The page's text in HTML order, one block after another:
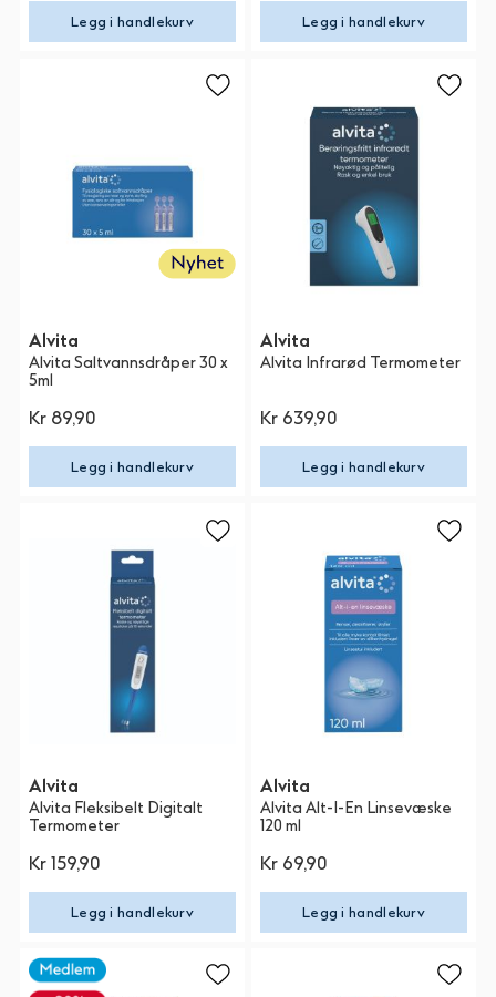
Legg i handlekurv Legg i handlekurv
Alvita
Alvita Saltvannsdråper 30 x
5ml
Kr 89,90
Legg i handlekurv
Alvita
Alvita Infrarød Termometer
Kr 639,90
Legg i handlekurv
Alvita
Alvita Fleksibelt Digitalt
Termometer
Kr 159,90
Legg i handlekurv
Alvita
Alvita Alt-I-En Linsevæske
120 ml
Kr 69,90
Legg i handlekurv